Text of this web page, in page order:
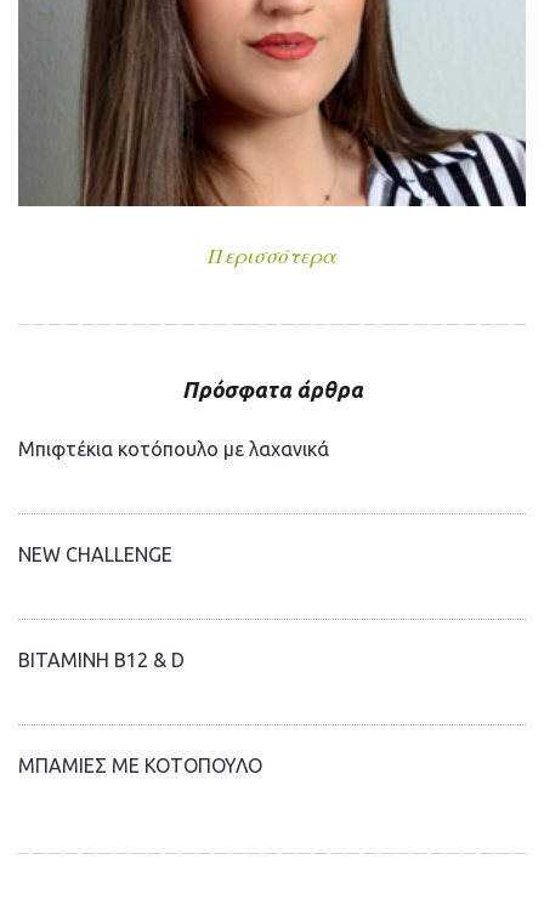
Περισσότερα
Πρόσφατα άρθρα
Μπιφτέκια κοτόπουλο με λαχανικά
NEW CHALLENGE
ΒΙΤΑΜΙΝΗ Β12 & D
ΜΠΑΜΙΕΣ ΜΕ ΚΟΤΟΠΟΥΛΟ